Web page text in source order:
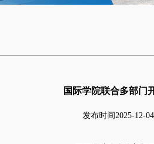
国际学院联合多部门
发布时间2025-12-04